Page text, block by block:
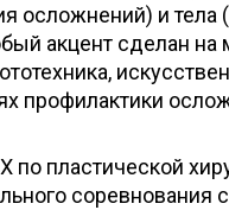
осложнений) и тела
акцент сделан
профилактики
пластической
соревнования